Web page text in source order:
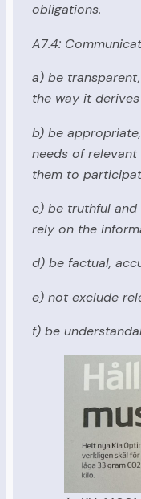
obligations.
A7.4:
a) be
the way it
b) be
needs of
them to
c) be truthful
rely on the
d) be factual,
e) not exclude
f) be